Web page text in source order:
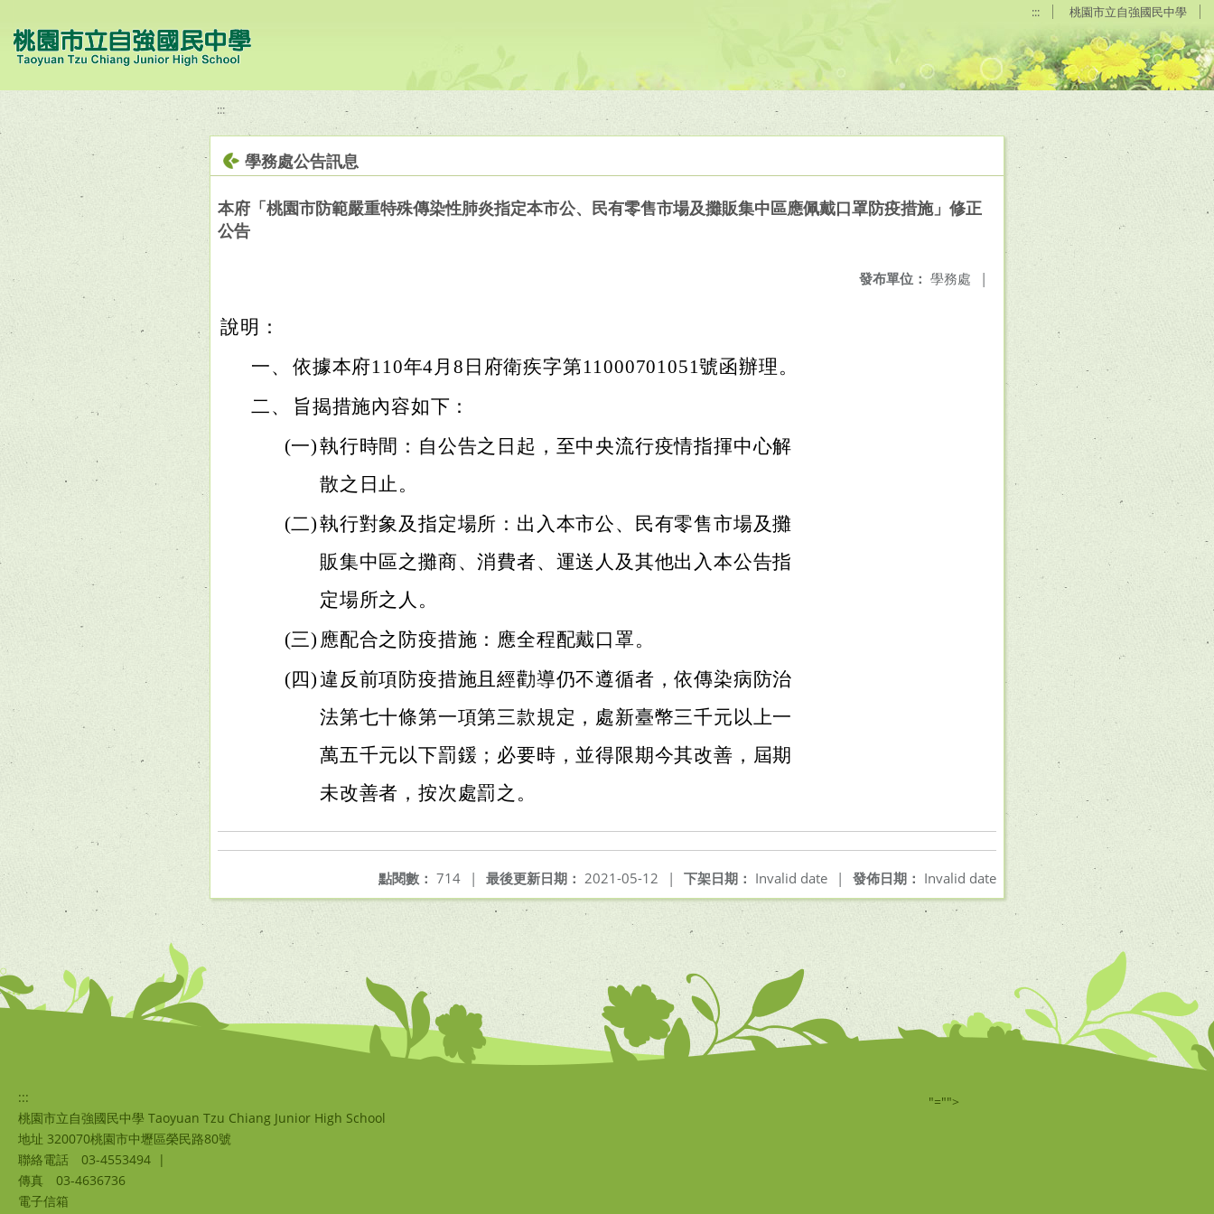
::: 桃園市立自強國民中學
:::
學務處公告訊息
本府「桃園市防範嚴重特殊傳染性肺炎指定本市公、民有零售市場及攤販集中區應佩戴口罩防疫措施」修正
公告
發布單位： 學務處 |
說明：
一、 依據本府110年4月8日府衛疾字第11000701051號函辦理。
二、
旨揭措施內容如下：
(一)執行時間：自公告之日起，至中央流行疫情指揮中心解
散之日止。
(二)執行對象及指定場所：出入本市公、民有零售市場及攤
販集中區之攤商、消費者、運送人及其他出入本公告指
定場所之人。
(三) 應配合之防疫措施：應全程配戴口罩。
(四)違反前項防疫措施且經勸導仍不遵循者，依傳染病防治
法第七十條第一項第三款規定，處新臺幣三千元以上一
萬五千元以下罰鍰；必要時，並得限期今其改善，屆期
未改善者，按次處罰之。
發佈日期： Invalid date
下架日期： Invalid date |
最後更新日期： 2021-05-12 |
點閱數： 714 |
:::
桃園市立自強國民中學 Taoyuan Tzu Chiang Junior High School
地址 320070桃園市中壢區榮民路80號
聯絡電話
03-4553494 |
傳真
03-4636736
電子信箱
"="">